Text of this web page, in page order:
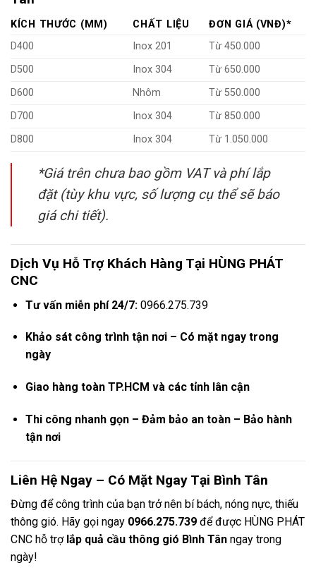
KÍCH THƯỚC (MM) CHẤT LIỆU
ĐƠN GIÁ (VNĐ)*
D400
Inox 201
Từ 450.000
D500
Inox 304
Từ 650.000
D600
Nhôm
Từ 550.000
D700
Inox 304
Từ 850.000
D800
Inox 304 Từ 1.050.000
*Giá trên chưa bao gồm VAT và phí lắp
đặt (tùy khu vực, số lượng cụ thể sẽ báo
giá chi tiết).
Dịch Vụ Hỗ Trợ Khách Hàng Tại HÙNG PHÁT
CNC
Tư vấn miễn phí 24/7:0966.275.739
Khảo sát công trình tận nơi – Có mặt ngay trong
ngày
Giao hàng toàn TP.HCM và các tỉnh lân cận
Thi công nhanh gọn – Đảm bảo an toàn – Bảo hành
tận nơi
Liên Hệ Ngay – Có Mặt Ngay Tại Bình Tân
Đừng để công trình của bạn trở nên bí bách, nóng nực, thiếu
thông gió. Hãy gọi ngay 0966.275.739 để được HÙNG PHÁT
CNC hỗ trợ lắp quả cầu thông gió Bình Tân ngay trong
ngày!